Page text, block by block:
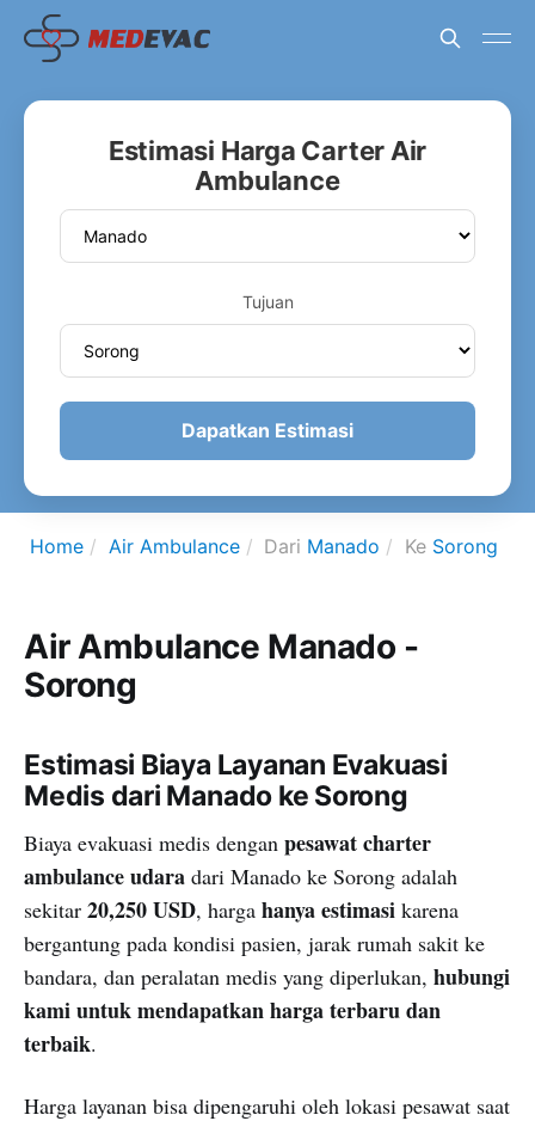
Estimasi Harga Carter Air
Ambulance
Tujuan
Dapatkan Estimasi
Home Air Ambulance Dari Manado Ke Sorong
Air Ambulance Manado -
Sorong
Estimasi Biaya Layanan Evakuasi
Medis dari Manado ke Sorong
Biaya evakuasi medis dengan pesawat charter
ambulance udara dari Manado ke Sorong adalah
sekitar 20,250 USD, harga hanya estimasi karena
bergantung pada kondisi pasien, jarak rumah sakit ke
bandara, dan peralatan medis yang diperlukan, hubungi
kami untuk mendapatkan harga terbaru dan
terbaik.
Harga layanan bisa dipengaruhi oleh lokasi pesawat saat